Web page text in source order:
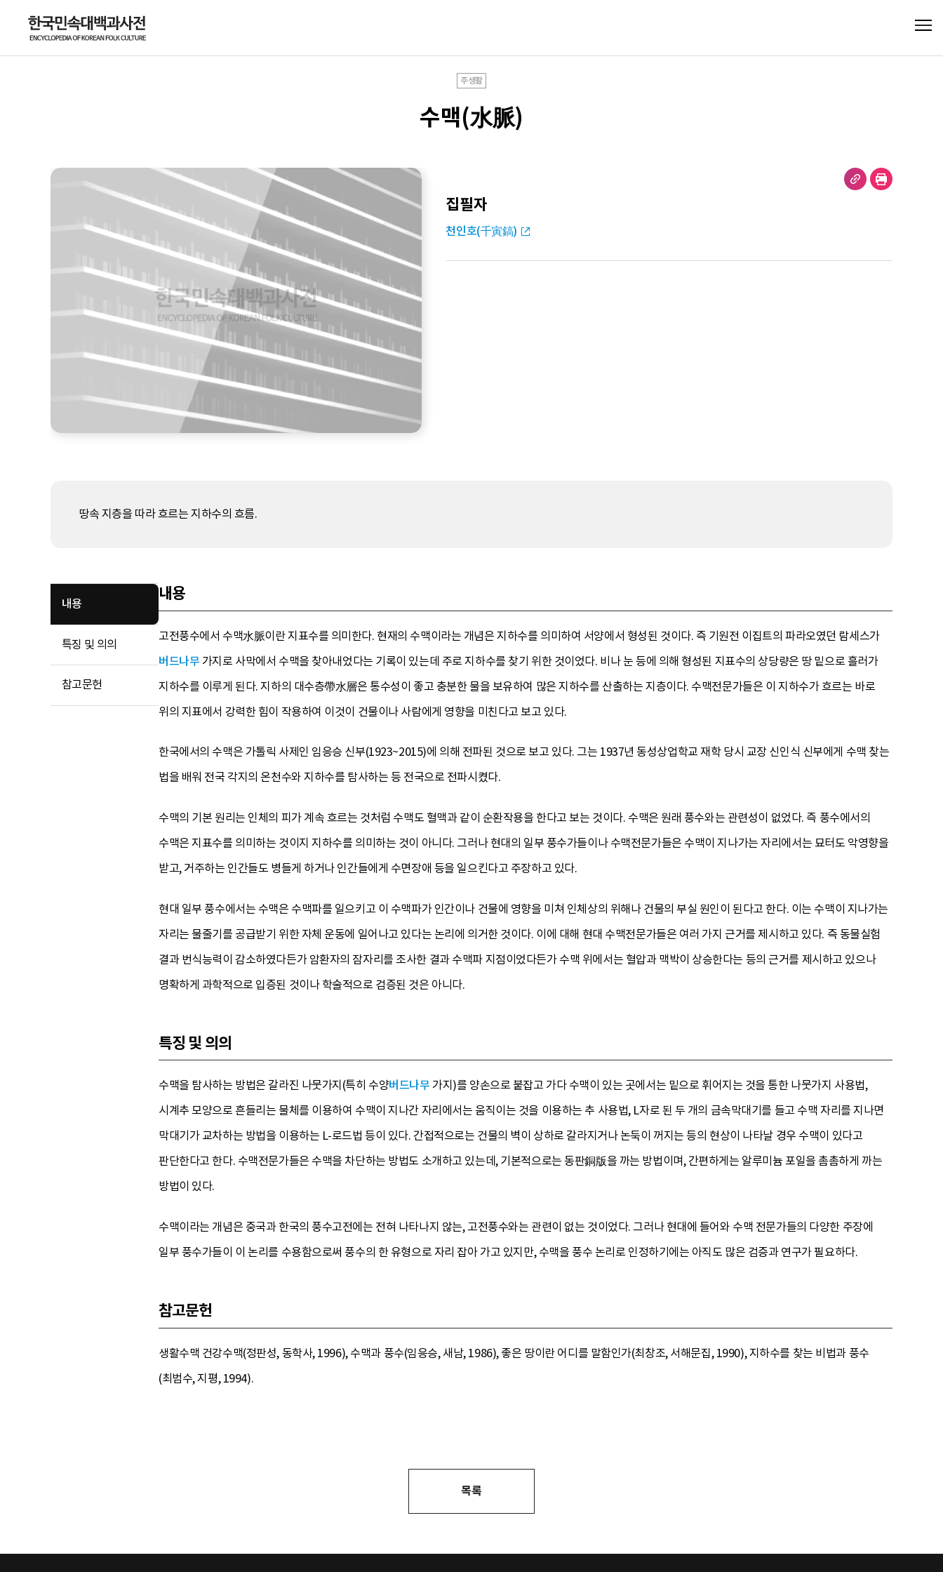
주생활
수맥(水脈)
집필자
천인호(千寅鎬)
땅속 지층을 따라 흐르는 지하수의 흐름.
내용
특징 및 의의
참고문헌
내용
고전풍수에서 수맥水脈이란 지표수를 의미한다. 현재의 수맥이라는 개념은 지하수를 의미하여 서양에서 형성된 것이다. 즉 기원전 이집트의 파라오였던 람세스가
버드나무가지로 사막에서 수맥을 찾아내었다는 기록이 있는데 주로 지하수를 찾기 위한 것이었다. 비나 눈 등에 의해 형성된 지표수의 상당량은 땅 밑으로 흘러가
지하수를 이루게 된다. 지하의 대수층帶水層은 통수성이 좋고 충분한 물을 보유하여 많은 지하수를 산출하는 지층이다. 수맥전문가들은 이 지하수가 흐르는 바로
위의 지표에서 강력한 힘이 작용하여 이것이 건물이나 사람에게 영향을 미친다고 보고 있다.
한국에서의 수맥은 가톨릭 사제인 임응승 신부(1923~2015)에 의해 전파된 것으로 보고 있다. 그는 1937년 동성상업학교 재학 당시 교장 신인식 신부에게 수맥 찾는
법을 배워 전국 각지의 온천수와 지하수를 탐사하는 등 전국으로 전파시켰다.
수맥의 기본 원리는 인체의 피가 계속 흐르는 것처럼 수맥도 혈맥과 같이 순환작용을 한다고 보는 것이다. 수맥은 원래 풍수와는 관련성이 없었다. 즉 풍수에서의
수맥은 지표수를 의미하는 것이지 지하수를 의미하는 것이 아니다. 그러나 현대의 일부 풍수가들이나 수맥전문가들은 수맥이 지나가는 자리에서는 묘터도 악영향을
받고, 거주하는 인간들도 병들게 하거나 인간들에게 수면장애 등을 일으킨다고 주장하고 있다.
현대 일부 풍수에서는 수맥은 수맥파를 일으키고 이 수맥파가 인간이나 건물에 영향을 미쳐 인체상의 위해나 건물의 부실 원인이 된다고 한다. 이는 수맥이 지나가는
자리는 물줄기를 공급받기 위한 자체 운동에 일어나고 있다는 논리에 의거한 것이다. 이에 대해 현대 수맥전문가들은 여러 가지 근거를 제시하고 있다. 즉 동물실험
결과 번식능력이 감소하였다든가 암환자의 잠자리를 조사한 결과 수맥파 지점이었다든가 수맥 위에서는 혈압과 맥박이 상승한다는 등의 근거를 제시하고 있으나
명확하게 과학적으로 입증된 것이나 학술적으로 검증된 것은 아니다.
특징 및 의의
수맥을 탐사하는 방법은 갈라진 나뭇가지(특히 수양버드나무가지)를 양손으로 붙잡고 가다 수맥이 있는 곳에서는 밑으로 휘어지는 것을 통한 나뭇가지 사용법,
시계추 모양으로 흔들리는 물체를 이용하여 수맥이 지나간 자리에서는 움직이는 것을 이용하는 추 사용법, L자로 된 두 개의 금속막대기를 들고 수맥 자리를 지나면
막대기가 교차하는 방법을 이용하는 L-로드법 등이 있다. 간접적으로는 건물의 벽이 상하로 갈라지거나 논둑이 꺼지는 등의 현상이 나타날 경우 수맥이 있다고
판단한다고 한다. 수맥전문가들은 수맥을 차단하는 방법도 소개하고 있는데, 기본적으로는 동판銅版을 까는 방법이며, 간편하게는 알루미늄 포일을 촘촘하게 까는
방법이 있다.
수맥이라는 개념은 중국과 한국의 풍수고전에는 전혀 나타나지 않는, 고전풍수와는 관련이 없는 것이었다. 그러나 현대에 들어와 수맥 전문가들의 다양한 주장에
일부 풍수가들이 이 논리를 수용함으로써 풍수의 한 유형으로 자리 잡아 가고 있지만, 수맥을 풍수 논리로 인정하기에는 아직도 많은 검증과 연구가 필요하다.
참고문헌
생활수맥 건강수맥(정판성, 동학사, 1996), 수맥과 풍수(임응승, 새남, 1986), 좋은 땅이란 어디를 말함인가(최창조, 서해문집, 1990), 지하수를 찾는 비법과 풍수
(최범수, 지평, 1994).
목록